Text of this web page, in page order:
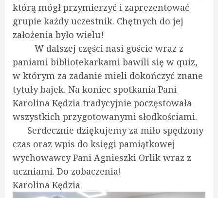
którą mógł przymierzyć i zaprezentować
grupie każdy uczestnik. Chętnych do jej
założenia było wielu!
W dalszej części nasi goście wraz z
paniami bibliotekarkami bawili się w quiz,
w którym za zadanie mieli dokończyć znane
tytuły bajek. Na koniec spotkania Pani
Karolina Kędzia tradycyjnie poczęstowała
wszystkich przygotowanymi słodkościami.
Serdecznie dziękujemy za miło spędzony
czas oraz wpis do księgi pamiątkowej
wychowawcy Pani Agnieszki Orlik wraz z
uczniami. Do zobaczenia!
Karolina Kędzia